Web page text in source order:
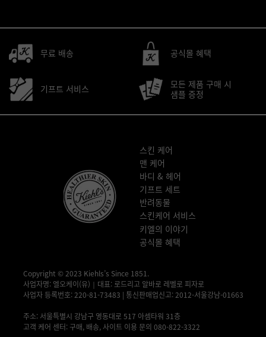
무료 배송 공식몰 혜택
기프트 서비스
모든 제품 구매 시
샘플 증정
스킨 케어
맨 케어
바디 & 헤어
기프트 세트
반려동물
스킨케어 서비스
키엘의 이야기
공식몰 혜택
Copyright © 2023 Kiehls’s Since 1851.
사업자명: 엘오케이(유)｜대표: 로드리고 알바로 레벨로 피자로
사업자 등록번호: 220-81-73483 | 통신판매업신고: 2012-서울강남-01663
주소: 서울특별시 강남구 영동대로 517 아셈타워 31층
고객 케어 센터: 구매, 배송, 사이트 이용 문의 080-822-3322